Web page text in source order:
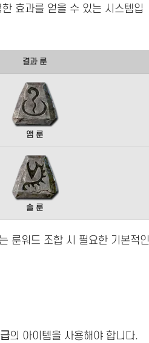
효과를 얻을 수 있는 시스템입
결과 룬
앰 룬
솔 룬
룬워드 조합 시 필요한 기본적인
의 아이템을 사용해야 합니다.